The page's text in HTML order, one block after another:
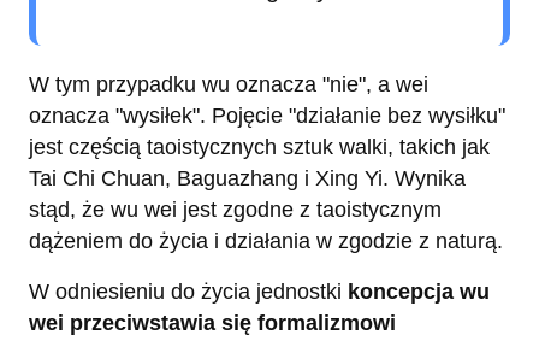
W tym przypadku wu oznacza "nie", a wei
oznacza "wysiłek". Pojęcie "działanie bez wysiłku"
jest częścią taoistycznych sztuk walki, takich jak
Tai Chi Chuan, Baguazhang i Xing Yi. Wynika
stąd, że wu wei jest zgodne z taoistycznym
dążeniem do życia i działania w zgodzie z naturą.
W odniesieniu do życia jednostki koncepcja wu
wei przeciwstawia się formalizmowi